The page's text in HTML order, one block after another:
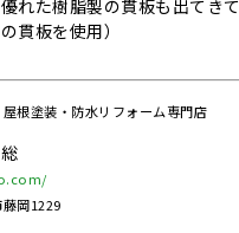
れた樹脂製の貫板も出てきて
貫板を使用）
根塗装・防水リフォーム専門店
岡1229